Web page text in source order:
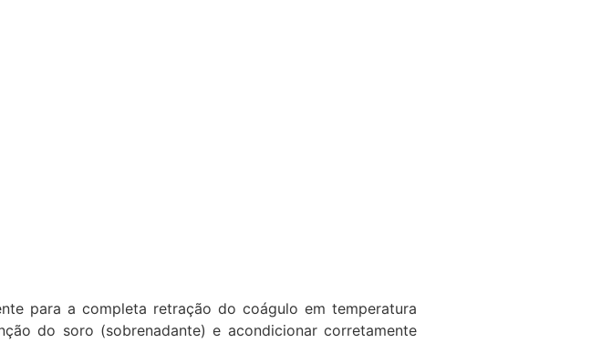
para a completa retração do coágulo em temperatura
do soro (sobrenadante) e acondicionar corretamente